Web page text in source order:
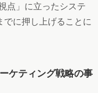
点」に立ったシステ
に押し上げることに
ケティング戦略の事